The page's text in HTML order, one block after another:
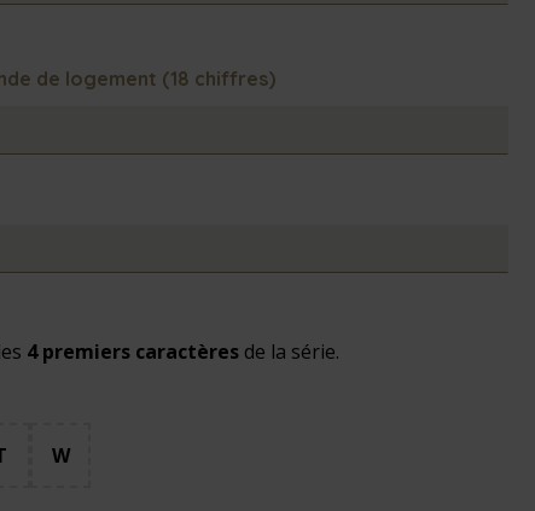
de logement (18 chiffres)
4 premiers caractères de la série.
W